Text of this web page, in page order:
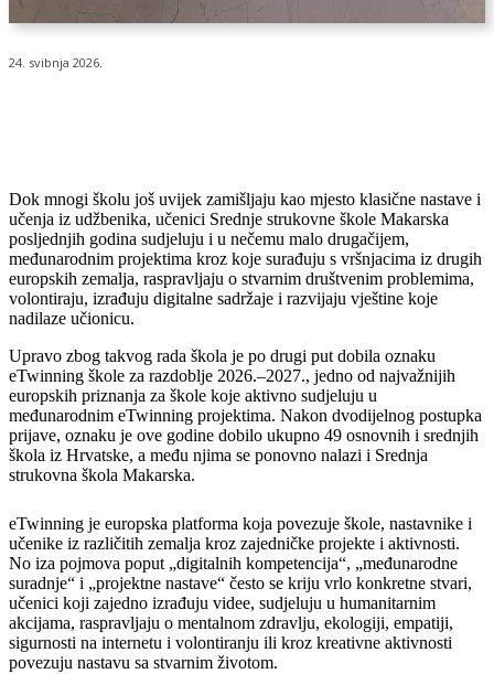
24. svibnja 2026.
Dok mnogi školu još uvijek zamišljaju kao mjesto klasične nastave i
učenja iz udžbenika, učenici Srednje strukovne škole Makarska
posljednjih godina sudjeluju i u nečemu malo drugačijem,
međunarodnim projektima kroz koje surađuju s vršnjacima iz drugih
europskih zemalja, raspravljaju o stvarnim društvenim problemima,
volontiraju, izrađuju digitalne sadržaje i razvijaju vještine koje
nadilaze učionicu.
Upravo zbog takvog rada škola je po drugi put dobila oznaku
eTwinning škole za razdoblje 2026.–2027., jedno od najvažnijih
europskih priznanja za škole koje aktivno sudjeluju u
međunarodnim eTwinning projektima. Nakon dvodijelnog postupka
prijave, oznaku je ove godine dobilo ukupno 49 osnovnih i srednjih
škola iz Hrvatske, a među njima se ponovno nalazi i Srednja
strukovna škola Makarska.
eTwinning je europska platforma koja povezuje škole, nastavnike i
učenike iz različitih zemalja kroz zajedničke projekte i aktivnosti.
No iza pojmova poput „digitalnih kompetencija“, „međunarodne
suradnje“ i „projektne nastave“ često se kriju vrlo konkretne stvari,
učenici koji zajedno izrađuju videe, sudjeluju u humanitarnim
akcijama, raspravljaju o mentalnom zdravlju, ekologiji, empatiji,
sigurnosti na internetu i volontiranju ili kroz kreativne aktivnosti
povezuju nastavu sa stvarnim životom.